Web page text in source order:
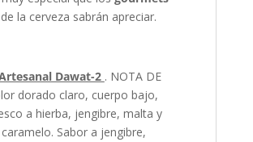
la cerveza sabrán apreciar.
Dawat-2 . NOTA DE
dorado claro, cuerpo bajo,
a hierba, jengibre, malta y
Sabor a jengibre,